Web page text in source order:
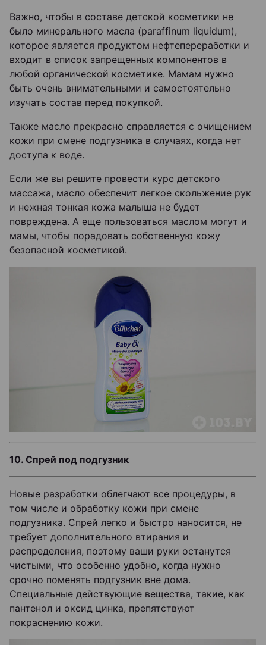
Важно, чтобы в составе детской косметики не
было минерального масла (paraffinum liquidum),
которое является продуктом нефтепереработки и
входит в список запрещенных компонентов в
любой органической косметике. Мамам нужно
быть очень внимательными и самостоятельно
изучать состав перед покупкой.
Также масло прекрасно справляется с очищением
кожи при смене подгузника в случаях, когда нет
доступа к воде.
Если же вы решите провести курс детского
массажа, масло обеспечит легкое скольжение рук
и нежная тонкая кожа малыша не будет
повреждена. А еще пользоваться маслом могут и
мамы, чтобы порадовать собственную кожу
безопасной косметикой.
10. Спрей под подгузник
Новые разработки облегчают все процедуры, в
том числе и обработку кожи при смене
подгузника. Спрей легко и быстро наносится, не
требует дополнительного втирания и
распределения, поэтому ваши руки останутся
чистыми, что особенно удобно, когда нужно
срочно поменять подгузник вне дома.
Специальные действующие вещества, такие, как
пантенол и оксид цинка, препятствуют
покраснению кожи.